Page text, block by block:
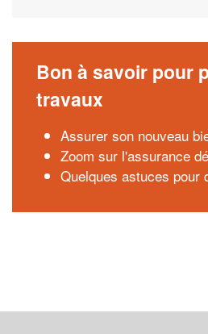
Bon à savoir pour
travaux
Assurer son nouveau
Zoom sur l'assurance
Quelques astuces pour